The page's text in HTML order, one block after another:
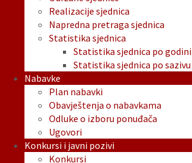
Realizacije sjednica
Napredna pretraga sjednica
Statistika sjednica
Statistika sjednica po godini
Statistika sjednica po sazivu
Nabavke
Plan nabavki
Obavještenja o nabavkama
Odluke o izboru ponuđača
Ugovori
Konkursi i javni pozivi
Konkursi